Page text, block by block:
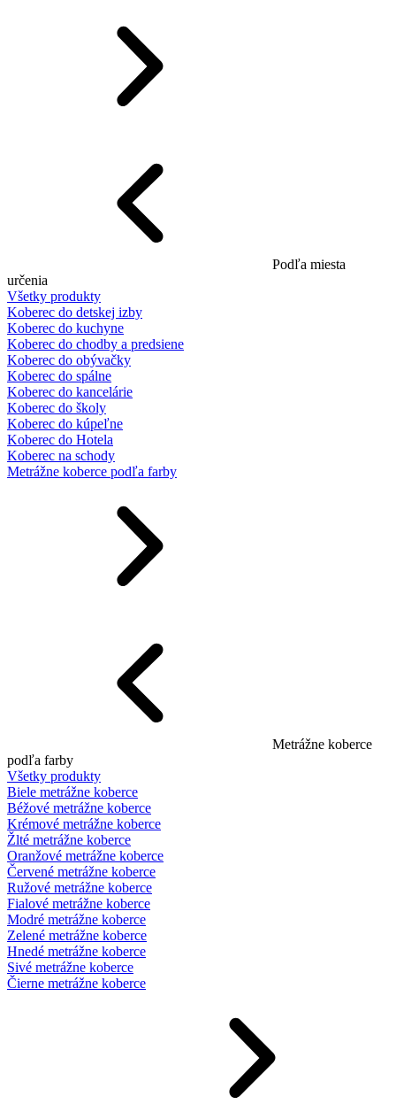
Podľa miesta
určenia
Všetky produkty
Koberec do detskej izby
Koberec do kuchyne
Koberec do chodby a predsiene
Koberec do obývačky
Koberec do spálne
Koberec do kancelárie
Koberec do školy
Koberec do kúpeľne
Koberec do Hotela
Koberec na schody
Metrážne koberce podľa farby
Metrážne koberce
podľa farby
Všetky produkty
Biele metrážne koberce
Béžové metrážne koberce
Krémové metrážne koberce
Žlté metrážne koberce
Oranžové metrážne koberce
Červené metrážne koberce
Ružové metrážne koberce
Fialové metrážne koberce
Modré metrážne koberce
Zelené metrážne koberce
Hnedé metrážne koberce
Sivé metrážne koberce
Čierne metrážne koberce